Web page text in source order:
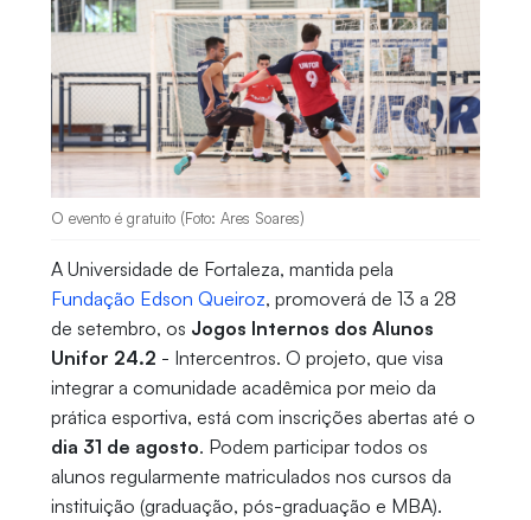
O evento é gratuito (Foto: Ares Soares)
A Universidade de Fortaleza, mantida pela
Fundação Edson Queiroz, promoverá de 13 a 28
de setembro, os Jogos Internos dos Alunos
Unifor 24.2 - Intercentros. O projeto, que visa
integrar a comunidade acadêmica por meio da
prática esportiva, está com inscrições abertas até o
dia 31 de agosto. Podem participar todos os
alunos regularmente matriculados nos cursos da
instituição (graduação, pós-graduação e MBA).